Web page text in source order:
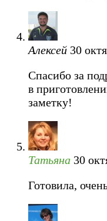
Алексей 30
Спасибо за
в
заметку!
Татьяна 30
Готовила,